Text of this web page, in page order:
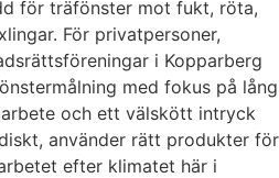
för träfönster mot fukt, röta,
För privatpersoner,
i Kopparberg
med fokus på lång
och ett välskött intryck
använder rätt produkter för
efter klimatet här i